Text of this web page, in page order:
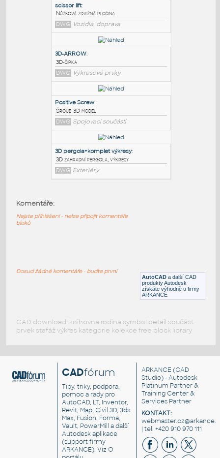
PODOBNÉ BLOKY:
scissor lift:
Nůžková zdvižná plošina
DWG Vozidla, doprava
3D-ARROW:
3D-šipka
DWG Výkresové prvky
DWG Spojovací součásti
DWG Exteriéry AutoCAD a další CAD
produkty Autodesk
získáte výhodně u firmy
ARKANCE
Komentáře:
Nejste přihlášeni - nelze připojit komentáře
bloků
Dosud žádné komentáře - buďte první
CAD download: knihovna rodina symbol detail součást
prvek stafáž výkres kategorie kolekce free block library
CADfórum
Tipy, triky, podpora,
pomoc a rady pro
AutoCAD, LT, Inventor,
Revit, Map, Civil 3D, 3ds
Max, Fusion, Forma,
Vault, PowerMill a další
Autodesk aplikace
(support firmy
ARKANCE). VizO
ARKANCE (CAD
Studio) - Autodesk
Platinum Partner &
Training Center &
Services Partner
KONTAKT:
| tel. +420 910 970 111